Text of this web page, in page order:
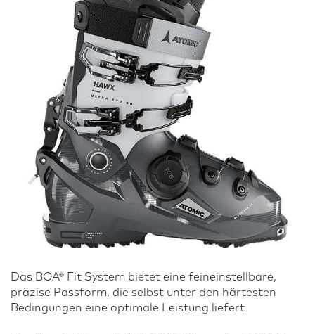
Das BOA® Fit System bietet eine feineinstellbare,
präzise Passform, die selbst unter den härtesten
Bedingungen eine optimale Leistung liefert.